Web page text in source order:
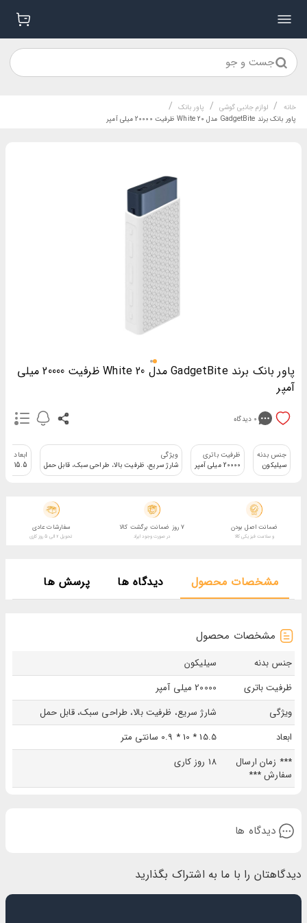
جست و جو
خانه / لوازم جانبی گوشی / پاور بانک /
پاور بانک برند GadgetBite مدل 20 White ظرفیت 20000 میلی آمپر
پاور بانک برند GadgetBite مدل 20 White ظرفیت 20000 میلی
آمپر
0 دیدگاه
جنس بدنه
سیلیکون
ظرفیت باتری
20000 میلی آمپر
ويژگی
شارژ سریع، ظرفیت بالا، طراحی سبک، قابل حمل
ابعاد
15.5 * 10 * 0.9 سانتی متر
ضمانت اصل بودن
و سلامت فیزیکی کالا
7 روز ضمانت برگشت کالا
در صورت وجود ایراد
سفارشات عادی
تحویل 2 الی 5 روز کاری
مشخصات محصول دیدگاه ها پرسش ها
مشخصات محصول
جنس بدنه
سیلیکون
ظرفیت باتری
20000 میلی آمپر
ويژگی
شارژ سریع، ظرفیت بالا، طراحی سبک، قابل حمل
ابعاد
15.5 * 10 * 0.9 سانتی متر
*** زمان ارسال
سفارش ***
18 روز کاری
دیدگاه ها
دیدگاهتان را با ما به اشتراک بگذارید